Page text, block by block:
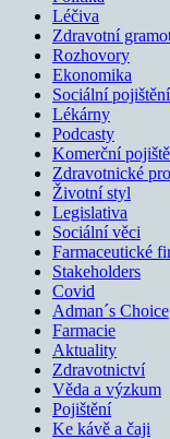
Léčiva
Zdravotní
Rozhovory
Ekonomika
Sociální pojištění
Lékárny
Podcasty
Komerční
Zdravotnické
Životní styl
Legislativa
Sociální věci
Farmaceutické
Stakeholders
Covid
Adman´s Choice
Farmacie
Aktuality
Zdravotnictví
Věda a výzkum
Pojištění
Ke kávě a čaji